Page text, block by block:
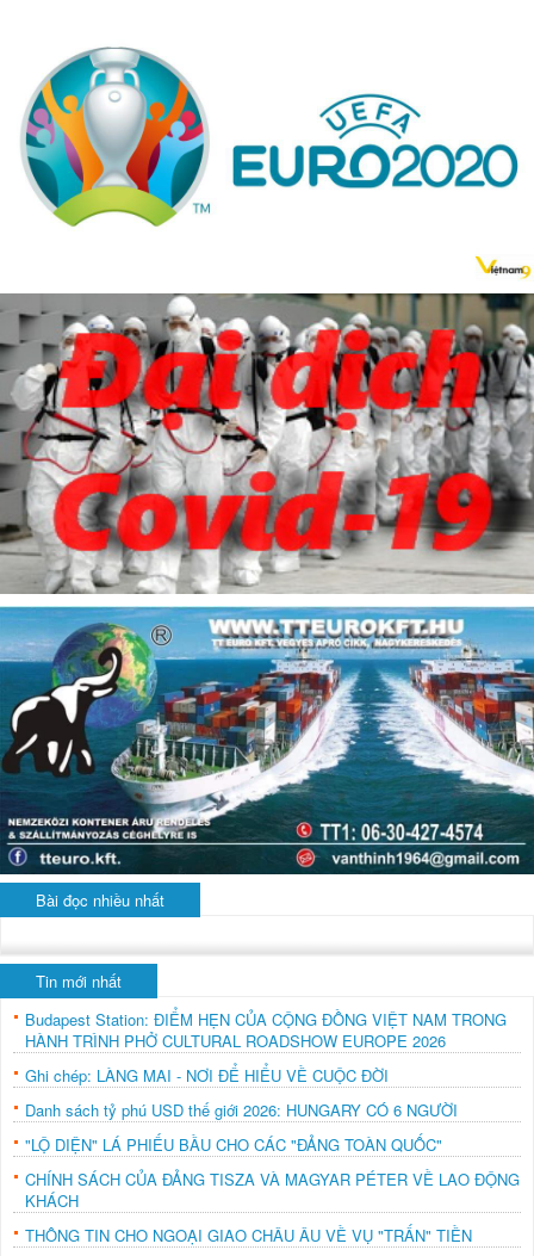
Bài đọc nhiều nhất
Tin mới nhất
Budapest Station: ĐIỂM HẸN CỦA CỘNG ĐỒNG VIỆT NAM TRONG
HÀNH TRÌNH PHỞ CULTURAL ROADSHOW EUROPE 2026
Ghi chép: LÀNG MAI - NƠI ĐỂ HIỂU VỀ CUỘC ĐỜI
Danh sách tỷ phú USD thế giới 2026: HUNGARY CÓ 6 NGƯỜI
"LỘ DIỆN" LÁ PHIẾU BẦU CHO CÁC "ĐẢNG TOÀN QUỐC"
CHÍNH SÁCH CỦA ĐẢNG TISZA VÀ MAGYAR PÉTER VỀ LAO ĐỘNG
KHÁCH
THÔNG TIN CHO NGOẠI GIAO CHÂU ÂU VỀ VỤ "TRẤN" TIỀN